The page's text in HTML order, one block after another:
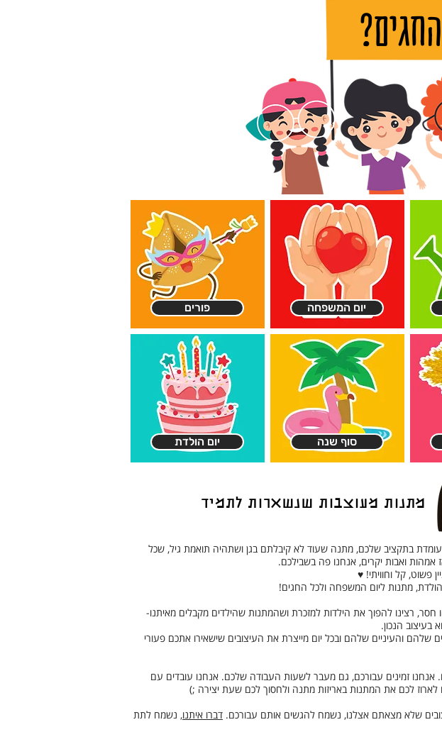
יום המשפחה
סוף שנה
פורים
יום הולדת
מתנות מעוצבות שנשארות לתמיד
בתקציב שלכם, מתנה שעוד לא קיבלתם בגן ושתהיה תואמת גיל, שכל
אמהות ואבות יקרים, אנחנו פה בשבילכם.
פשוט, קל וחוויתי! ♥
הולדת, מתנות ליום המשפחה ולכל החגים!
רצינו להפוך את הילדות למזכרת ושהמתנות שהילדים מקבלים מאיתנו-
הנכון.
והעיניים שלהם ובכל יום מייצרת את העיצובים שישאירו אתכם פעורי
זמינים עבורכם, גם מעבר לשעות העבודה שלכם. אנחנו עובדים עם
לארוז לכם את המתנות באריזות מתנה ולחסוך לכם שעת יצירה ;)
שלא מצאתם אצלנו, נשמח להגשים אותם עבורכם. דברו איתנו, נשמח לתת